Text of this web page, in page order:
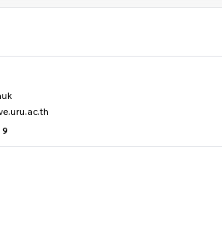
9